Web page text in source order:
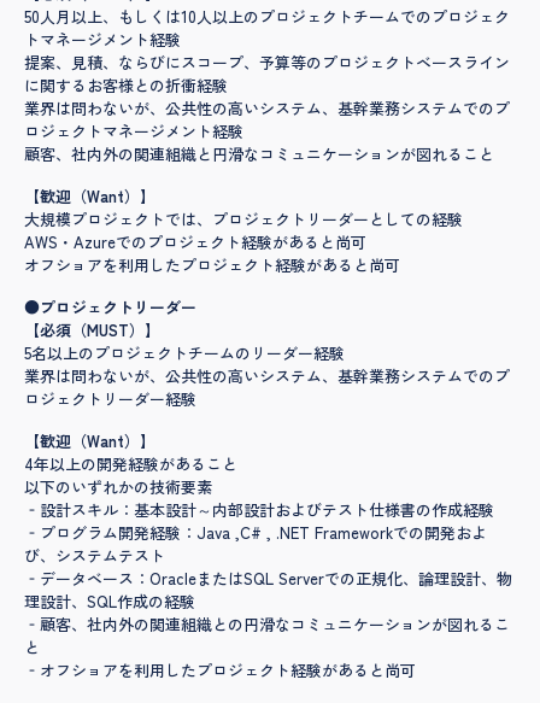
50人月以上、もしくは10人以上のプロジェクトチームでのプロジェク
トマネージメント経験
提案、見積、ならびにスコープ、予算等のプロジェクトベースライン
に関するお客様との折衝経験
業界は問わないが、公共性の高いシステム、基幹業務システムでのプ
ロジェクトマネージメント経験
顧客、社内外の関連組織と円滑なコミュニケーションが図れること
【歓迎（Want）】
大規模プロジェクトでは、プロジェクトリーダーとしての経験
AWS・Azureでのプロジェクト経験があると尚可
オフショアを利用したプロジェクト経験があると尚可
●プロジェクトリーダー
【必須（MUST）】
5名以上のプロジェクトチームのリーダー経験
業界は問わないが、公共性の高いシステム、基幹業務システムでのプ
ロジェクトリーダー経験
【歓迎（Want）】
4年以上の開発経験があること
以下のいずれかの技術要素
‐設計スキル：基本設計～内部設計およびテスト仕様書の作成経験
‐プログラム開発経験：Java ,C# , .NET Frameworkでの開発およ
び、システムテスト
‐データベース：OracleまたはSQL Serverでの正規化、論理設計、物
理設計、SQL作成の経験
‐顧客、社内外の関連組織との円滑なコミュニケーションが図れるこ
と
‐オフショアを利用したプロジェクト経験があると尚可